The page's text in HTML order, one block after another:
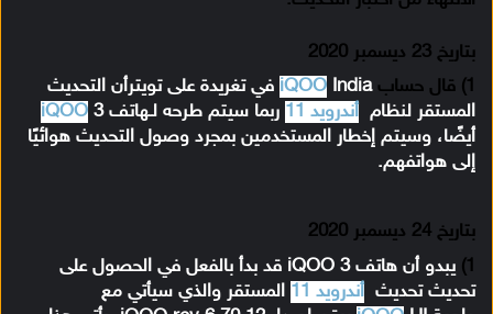
بتاريخ 23 ديسمبر 2020
1) قال حساب
iQOO India في تغريدة على تويترأن التحديث
المستقر لنظام أندرويد 11 ربما سيتم طرحه لـهاتف iQOO 3
أيضًا، وسيتم إخطار المستخدمين بمجرد وصول التحديث هوائيًا
إلى هواتفهم.
بتاريخ 24 ديسمبر 2020
1)
يبدو أن هاتف iQOO 3 قد بدأ بالفعل في الحصول على
تحديث تحديث أندرويد 11
المستقر والذي سيأتي مع